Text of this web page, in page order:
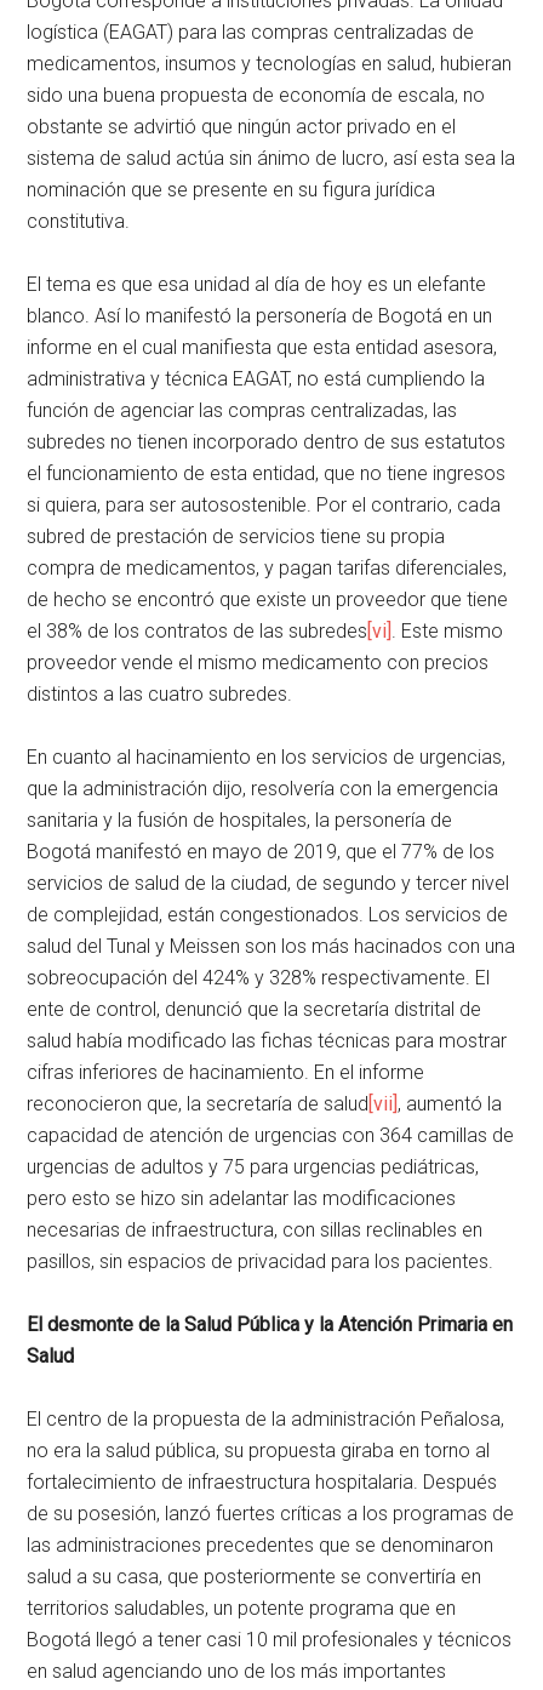
logística (EAGAT) para las compras centralizadas de
medicamentos, insumos y tecnologías en salud, hubieran
sido una buena propuesta de economía de escala, no
obstante se advirtió que ningún actor privado en el
sistema de salud actúa sin ánimo de lucro, así esta sea la
nominación que se presente en su figura jurídica
constitutiva.
El tema es que esa unidad al día de hoy es un elefante
blanco. Así lo manifestó la personería de Bogotá en un
informe en el cual manifiesta que esta entidad asesora,
administrativa y técnica EAGAT, no está cumpliendo la
función de agenciar las compras centralizadas, las
subredes no tienen incorporado dentro de sus estatutos
el funcionamiento de esta entidad, que no tiene ingresos
si quiera, para ser autosostenible. Por el contrario, cada
subred de prestación de servicios tiene su propia
compra de medicamentos, y pagan tarifas diferenciales,
de hecho se encontró que existe un proveedor que tiene
el 38% de los contratos de las subredes [vi] . Este mismo
proveedor vende el mismo medicamento con precios
distintos a las cuatro subredes.
En cuanto al hacinamiento en los servicios de urgencias,
que la administración dijo, resolvería con la emergencia
sanitaria y la fusión de hospitales, la personería de
Bogotá manifestó en mayo de 2019, que el 77% de los
servicios de salud de la ciudad, de segundo y tercer nivel
de complejidad, están congestionados. Los servicios de
salud del Tunal y Meissen son los más hacinados con una
sobreocupación del 424% y 328% respectivamente. El
ente de control, denunció que la secretaría distrital de
salud había modificado las fichas técnicas para mostrar
cifras inferiores de hacinamiento. En el informe
reconocieron que, la secretaría de salud [vii] , aumentó la
capacidad de atención de urgencias con 364 camillas de
urgencias de adultos y 75 para urgencias pediátricas,
pero esto se hizo sin adelantar las modificaciones
necesarias de infraestructura, con sillas reclinables en
pasillos, sin espacios de privacidad para los pacientes.
El desmonte de la Salud Pública y la Atención Primaria en
Salud
El centro de la propuesta de la administración Peñalosa,
no era la salud pública, su propuesta giraba en torno al
fortalecimiento de infraestructura hospitalaria. Después
de su posesión, lanzó fuertes críticas a los programas de
las administraciones precedentes que se denominaron
salud a su casa, que posteriormente se convertiría en
territorios saludables, un potente programa que en
Bogotá llegó a tener casi 10 mil profesionales y técnicos
en salud agenciando uno de los más importantes